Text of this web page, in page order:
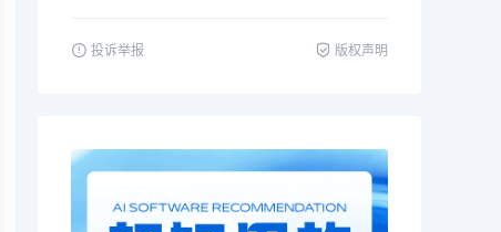
投诉举报 版权声明